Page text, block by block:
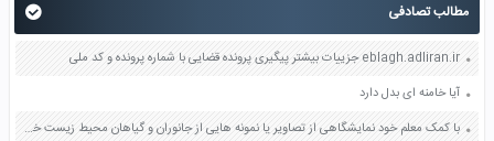
مطالب تصادفی
eblagh.adliran.ir جزییات بیشتر پیگیری پرونده قضایی با شماره پرونده و کد ملی
آیا خامنه ای بدل دارد
با کمک معلم خود نمایشگاهی از تصاویر یا نمونه هایی از جانوران و گیاهان محیط زیست خود برگزار کنید صفحه 94 علوم ششم